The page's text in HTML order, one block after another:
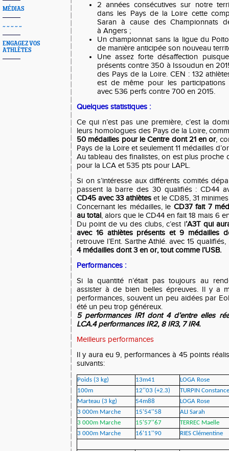
MÉDIAS
~ ~ ~ ~ ~
ENGAGEZ VOS
ATHLÈTES
2 années consécutives sur notre
dans les Pays de la Loire cette
Saran à cause des Championnats
à Angers ;
Un championnat sans la ligue du
de manière anticipée son nouveau
Une assez forte désaffection
présents contre 350 à Issoudun en
des Pays de la Loire. CEN : 132
est de même pour les participations
avec 536 perfs contre 700 en 2015.
Quelques statistiques :
Ce qui n’est pas une première, c’est la
leurs homologues des Pays de la Loire,
50 médailles pour le Centre dont 21 en or,
Pays de la Loire et seulement 11 médailles d’or
Au tableau des finalistes, on est plus proche
pour la LCA et 535 pts pour LAPL.
Si on s’intéresse aux différents comités
passent la barre des 30 qualifiés : CD44
CD45 avec 33 athlètes et le CD85, 31
Concernant les médailles, le CD37 fait 7
au total, alors que le CD44 en fait 18 mais 6
Du point de vu des clubs, c’est l’A3T qui
avec 16 athlètes présents et 9 médailles
retrouve l’Ent. Sarthe Athlé. avec 15
4 médailles dont 3 en or, tout comme l’USB.
Performances :
Si la quantité n’était pas toujours au
assister à de bien belles épreuves. Il y a
performances, souvent un peu aidées par
été un peu trop généreux.
5 performances IR1 dont 4 d’entre elles
LCA.4 performances IR2, 8 IR3, 7 IR4.
Meilleurs performances
Il y aura eu 9, performances à 45 points
suivants:
Poids (3 kg) 13m41
LOGA Rose
100m
12''03 (+2.3)
TURPIN Constance
Marteau (3 kg)
54m88
LOGA Rose
3 000m Marche
15'54''58
ALI Sarah
3 000m Marche
15'57''67
TERREC Maelle
3 000m Marche
16'11''90 RIES Clémentine